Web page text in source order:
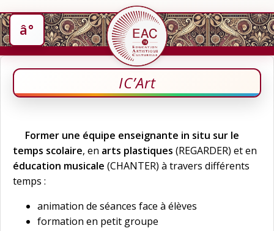
IC’Art
Former une équipe enseignante in situ sur le
temps scolaire, en arts plastiques (REGARDER) et en
éducation musicale (CHANTER) à travers différents
temps :
animation de séances face à élèves
formation en petit groupe